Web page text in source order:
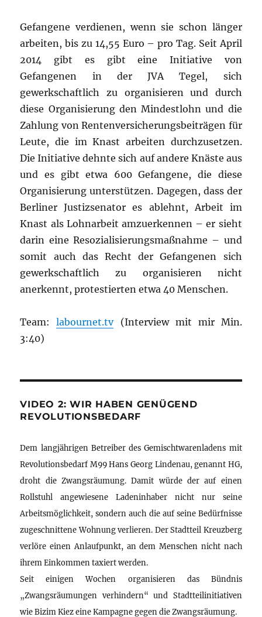
Gefangene verdienen, wenn sie schon länger
arbeiten, bis zu 14,55 Euro – pro Tag. Seit April
2014 gibt es gibt eine Initiative von
Gefangenen in der JVA Tegel, sich
gewerkschaftlich zu organisieren und durch
diese Organisierung den Mindestlohn und die
Zahlung von Rentenversicherungsbeiträgen für
Leute, die im Knast arbeiten durchzusetzen.
Die Initiative dehnte sich auf andere Knäste aus
und es gibt etwa 600 Gefangene, die diese
Organisierung unterstützen. Dagegen, dass der
Berliner Justizsenator es ablehnt, Arbeit im
Knast als Lohnarbeit amzuerkennen – er sieht
darin eine Resozialisierungsmaßnahme – und
somit auch das Recht der Gefangenen sich
gewerkschaftlich zu organisieren nicht
anerkennt, protestierten etwa 40 Menschen.
Team:labournet.tv(Interview mit mir Min.
3:40)
VIDEO 2: WIR HABEN GENÜGEND
REVOLUTIONSBEDARF
Dem langjährigen Betreiber des Gemischtwarenladens mit
Revolutionsbedarf M99 Hans Georg Lindenau, genannt HG,
droht die Zwangsräumung. Damit würde der auf einen
Rollstuhl angewiesene Ladeninhaber nicht nur seine
Arbeitsmöglichkeit, sondern auch die auf seine Bedürfnisse
zugeschnittene Wohnung verlieren. Der Stadtteil Kreuzberg
verlöre einen Anlaufpunkt, an dem Menschen nicht nach
ihrem Einkommen taxiert werden.
Seit einigen Wochen organisieren das Bündnis
„Zwangsräumungen verhindern“ und Stadtteilinitiativen
wie Bizim Kiez eine Kampagne gegen die Zwangsräumung.